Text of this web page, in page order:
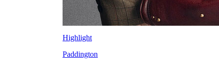
Highlight
Paddington